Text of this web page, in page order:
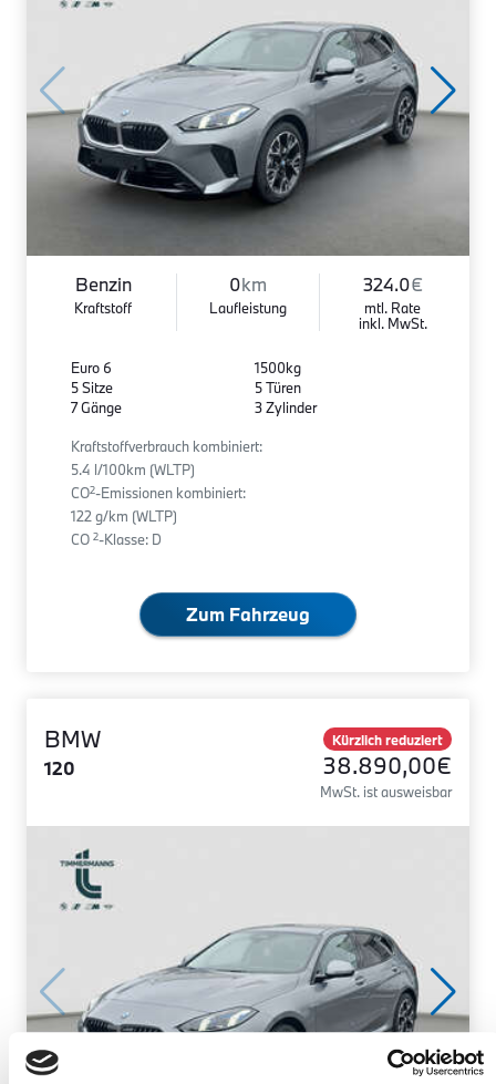
Benzin
Kraftstoff
0km
Laufleistung
324.0€
mtl. Rate
inkl. MwSt.
Euro 6
5 Sitze
7 Gänge
1500kg
5 Türen
3 Zylinder
Kraftstoffverbrauch kombiniert:
5.4 l/100km (WLTP)
CO2-Emissionen kombiniert:
122 g/km (WLTP)
CO 2-Klasse: D
Zum Fahrzeug
BMW
120
Kürzlich reduziert
38.890,00€
MwSt. ist ausweisbar